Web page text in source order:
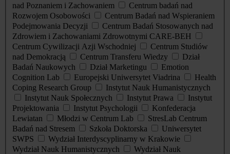
nad Poznaniem i Zachowaniem
Centrum badań nad
Rozwojem Osobowości
Centrum Badań nad Wspieraniem
Podejmowania Decyzji
Centrum Badań Stosowanych nad
Zdrowiem i Zachowaniami Zdrowotnymi CARE-BEH
Centrum Cywilizacji Azji Wschodniej
Centrum Studiów
nad Demokracją
Centrum Transferu Wiedzy
Dział
Badań Naukowych
Dział Marketingu
Emotion
Cognition Lab
Europejski Uniwersytet Viadrina
Health
Coping Research Group
Instytut Nauk Humanistycznych
Instytut Nauk Społecznych
Instytut Prawa
Instytut
Projektowania
Instytut Psychologii
Konfederacja
Lewiatan
Młodzi w Centrum Lab
StresLab Centrum
Badań nad Stresem
Szkoła Doktorska
Uniwersytet
SWPS
Wydział Interdyscyplinarny w Krakowie
Wydział Nauk Humanistycznych
Wydział Nauk